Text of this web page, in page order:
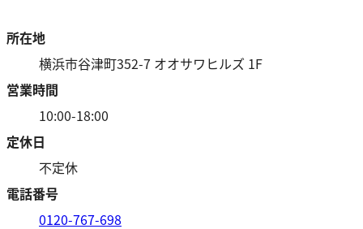
所在地
横浜市谷津町352-7 オオサワヒルズ 1F
営業時間
10:00-18:00
定休日
不定休
電話番号
0120-767-698